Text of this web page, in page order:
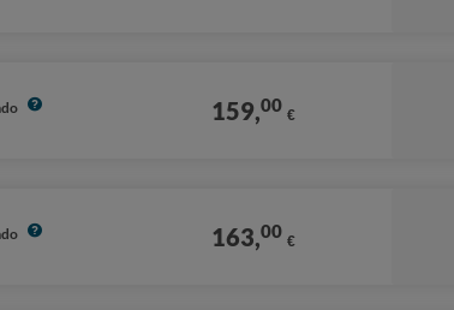
159,00 €
163,00 €